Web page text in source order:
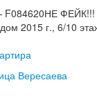
ФЕЙК!!!
2015 г., 6/10
Вересаева